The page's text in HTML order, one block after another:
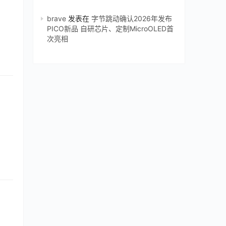
brave 发表在 字节跳动确认2026年发布
PICO新品 自研芯片、定制MicroOLED首
次亮相